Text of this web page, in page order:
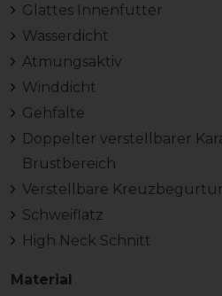
Glattes Innenfutter
Wasserdicht
Atmungsaktiv
Winddicht
Gehfalte
Doppelter verstellbarer
Brustbereich
Verstellbare
Schweiflatz
High Neck Schnitt
Material